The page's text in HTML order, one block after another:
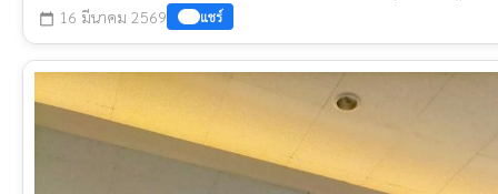
calendar_today 16 มีนาคม 2569 แชร์